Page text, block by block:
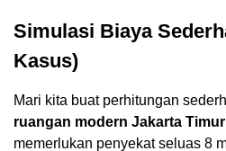
Simulasi Biaya
Kasus)
Mari kita buat perhitungan
ruangan modern Jakarta Timur
memerlukan penyekat seluas 8